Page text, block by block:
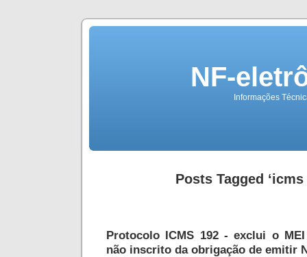
NF-
Informações
Posts Tagged ‘icms
Protocolo ICMS 192 - exclui o
não inscrito da obrigação de emitir